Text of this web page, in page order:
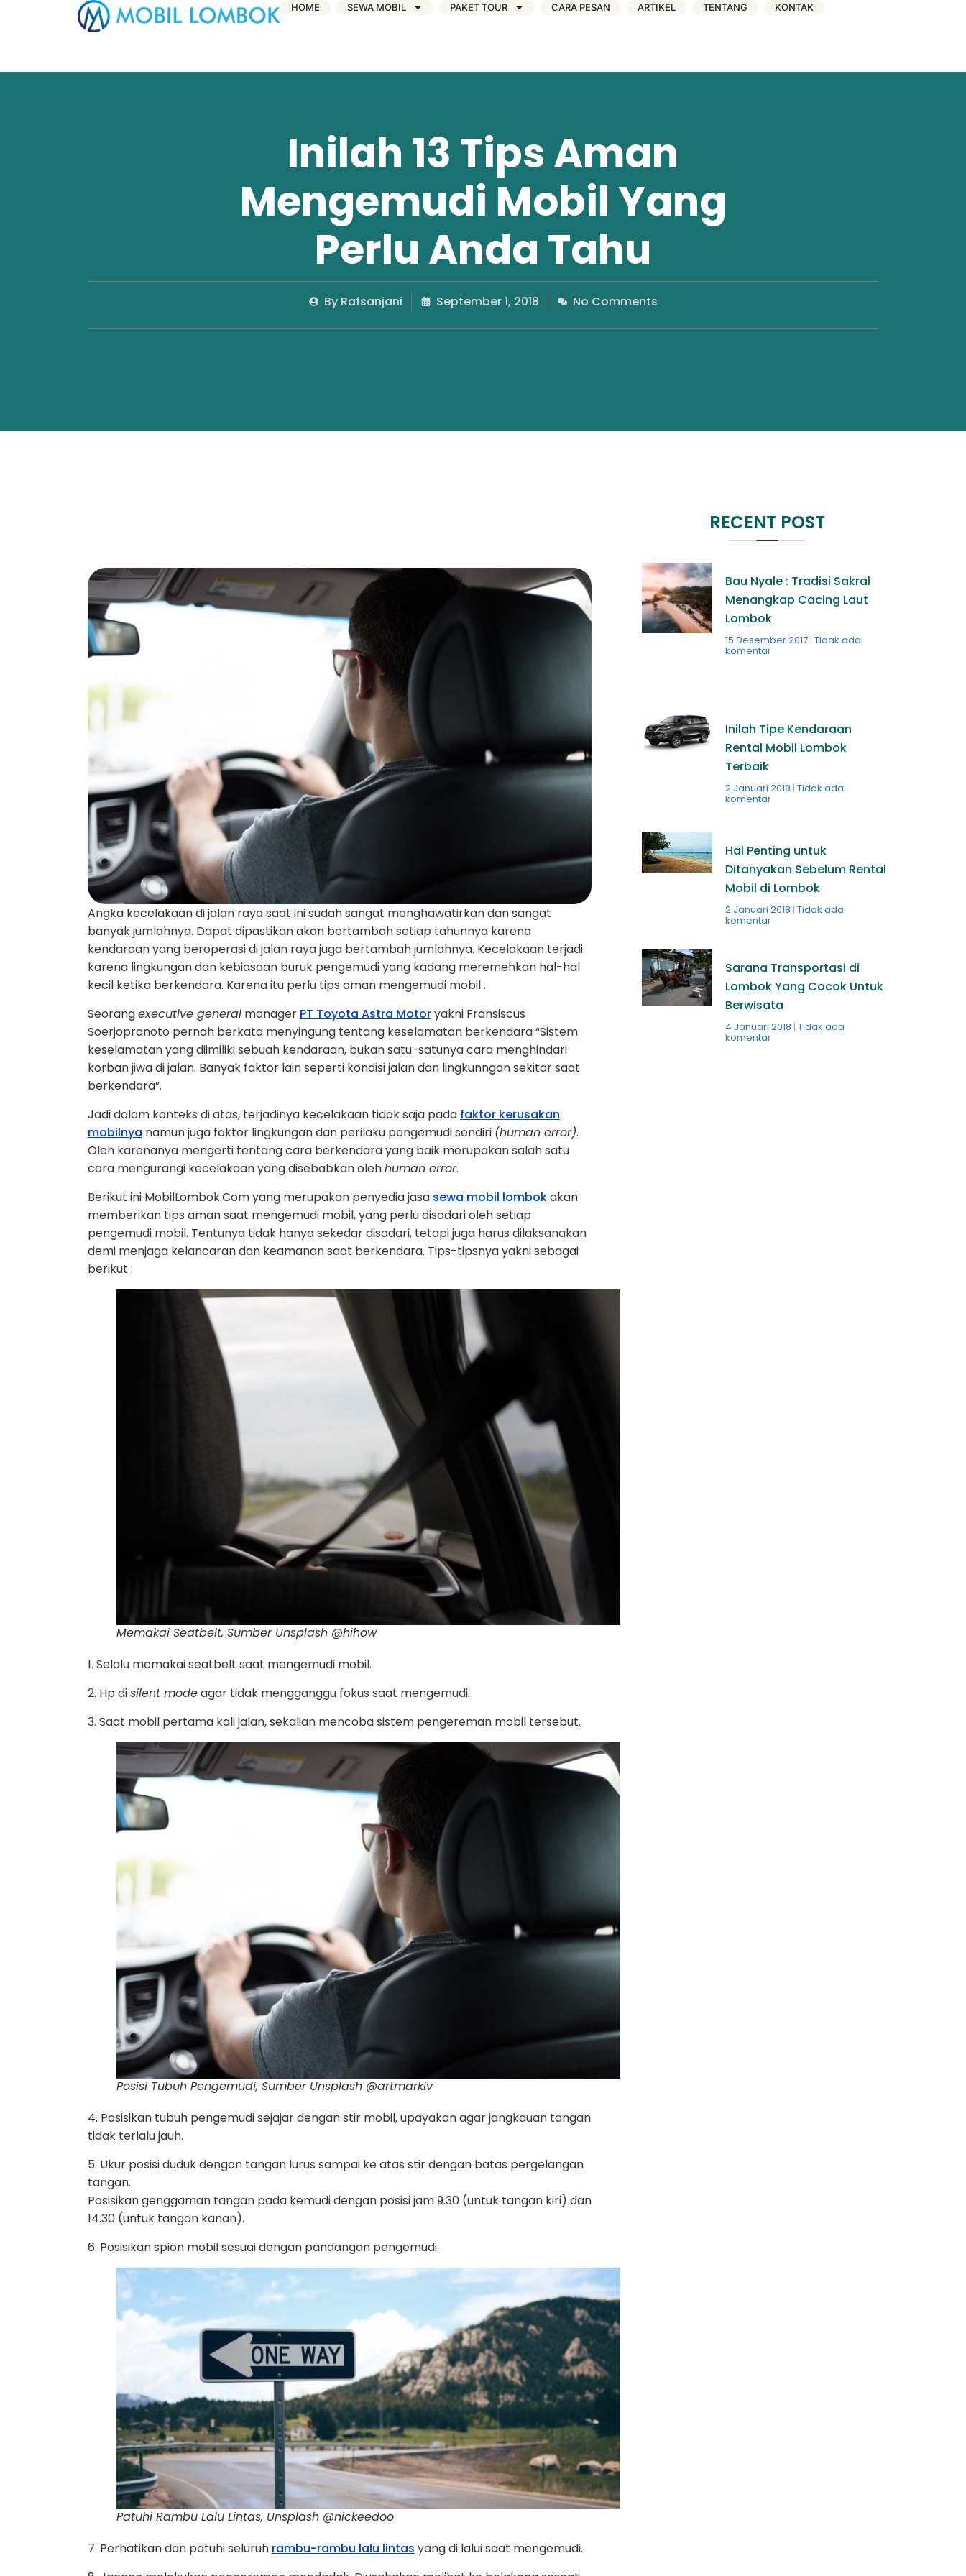
HOME SEWA MOBIL PAKET TOUR CARA PESAN ARTIKEL TENTANG KONTAK
Inilah 13 Tips Aman
Mengemudi Mobil Yang
Perlu Anda Tahu
ByRafsanjani September 1, 2018 No Comments
Angka kecelakaan di jalan raya saat ini sudah sangat menghawatirkan dan sangat
banyak jumlahnya. Dapat dipastikan akan bertambah setiap tahunnya karena
kendaraan yang beroperasi di jalan raya juga bertambah jumlahnya. Kecelakaan terjadi
karena lingkungan dan kebiasaan buruk pengemudi yang kadang meremehkan hal-hal
kecil ketika berkendara. Karena itu perlu tips aman mengemudi mobil .
Seorangexecutive general manager PT Toyota Astra Motoryakni Fransiscus
Soerjopranoto pernah berkata menyingung tentang keselamatan berkendara “Sistem
keselamatan yang diimiliki sebuah kendaraan, bukan satu-satunya cara menghindari
korban jiwa di jalan. Banyak faktor lain seperti kondisi jalan dan lingkunngan sekitar saat
berkendara”.
Jadi dalam konteks di atas, terjadinya kecelakaan tidak saja pada faktor kerusakan
mobilnya namun juga faktor lingkungan dan perilaku pengemudi sendiri (human error).
Oleh karenanya mengerti tentang cara berkendara yang baik merupakan salah satu
cara mengurangi kecelakaan yang disebabkan olehhuman error.
Berikut ini MobilLombok.Com yang merupakan penyedia jasa sewa mobil lombokakan
memberikan tips aman saat mengemudi mobil, yang perlu disadari oleh setiap
pengemudi mobil. Tentunya tidak hanya sekedar disadari, tetapi juga harus dilaksanakan
demi menjaga kelancaran dan keamanan saat berkendara. Tips-tipsnya yakni sebagai
berikut :
Memakai Seatbelt, Sumber Unsplash @hihow
1. Selalu memakai seatbelt saat mengemudi mobil.
2. Hp disilent modeagar tidak mengganggu fokus saat mengemudi.
3. Saat mobil pertama kali jalan, sekalian mencoba sistem pengereman mobil tersebut.
Posisi Tubuh Pengemudi, Sumber Unsplash @artmarkiv
4. Posisikan tubuh pengemudi sejajar dengan stir mobil, upayakan agar jangkauan tangan
tidak terlalu jauh.
5. Ukur posisi duduk dengan tangan lurus sampai ke atas stir dengan batas pergelangan
tangan.
Posisikan genggaman tangan pada kemudi dengan posisi jam 9.30 (untuk tangan kiri) dan
14.30 (untuk tangan kanan).
6. Posisikan spion mobil sesuai dengan pandangan pengemudi.
Patuhi Rambu Lalu Lintas, Unsplash @nickeedoo
7. Perhatikan dan patuhi seluruh rambu-rambu lalu lintas yang di lalui saat mengemudi.
RECENT POST
Bau Nyale : Tradisi Sakral
Menangkap Cacing Laut
Lombok
15 Desember 2017 Tidak ada
komentar
Inilah Tipe Kendaraan
Rental Mobil Lombok
Terbaik
2 Januari 2018 Tidak ada
komentar
Hal Penting untuk
Ditanyakan Sebelum Rental
Mobil di Lombok
2 Januari 2018 Tidak ada
komentar
Sarana Transportasi di
Lombok Yang Cocok Untuk
Berwisata
4 Januari 2018 Tidak ada
komentar